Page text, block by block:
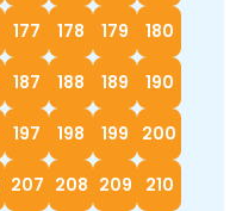
177 178 179 180
187 188 189 190
197 198 199 200
207 208 209 210